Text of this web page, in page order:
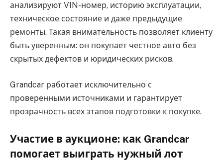
анализируют VIN-номер, историю эксплуатации,
техническое состояние и даже предыдущие
ремонты. Такая внимательность позволяет клиенту
быть уверенным: он покупает честное авто без
скрытых дефектов и юридических рисков.
Grandcar работает исключительно с
проверенными источниками и гарантирует
прозрачность всех этапов подготовки к покупке.
Участие в аукционе: как Grandcar
помогает выиграть нужный лот